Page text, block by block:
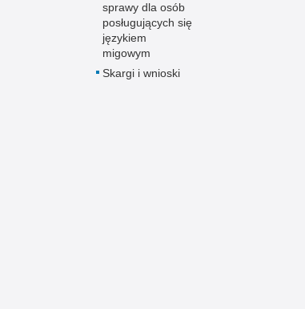
sprawy dla osób
posługujących się
językiem
migowym
Skargi i wnioski